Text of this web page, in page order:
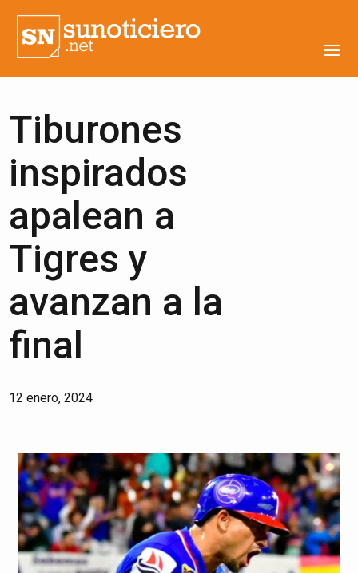
Tiburones
inspirados
apalean a
Tigres y
avanzan a la
final
12 enero, 2024